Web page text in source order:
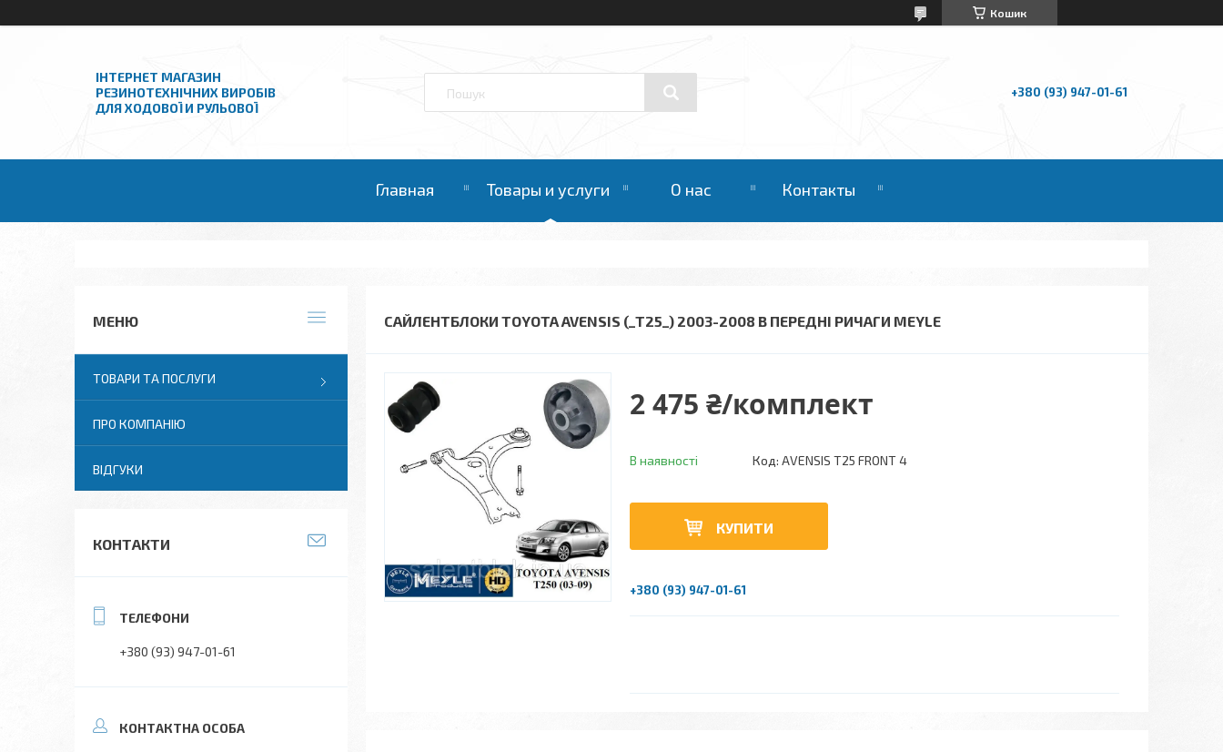
Кошик
ІНТЕРНЕТ МАГАЗИН
РЕЗИНОТЕХНІЧНИХ ВИРОБІВ
ДЛЯ ХОДОВОЇ И РУЛЬОВОЇ
+380 (93) 947-01-61
Главная Товары и услуги О нас Контакты
САЙЛЕНТБЛОКИ TOYOTA AVENSIS (_T25_) 2003-2008 В ПЕРЕДНІ РИЧАГИ MEYLE
2 475 ₴/комплект
В наявності Код: AVENSIS T25 FRONT 4
КУПИТИ
+380 (93) 947-01-61
ТОВАРИ ТА ПОСЛУГИ
ПРО КОМПАНІЮ
ВІДГУКИ
КОНТАКТИ
+380 (93) 947-01-61